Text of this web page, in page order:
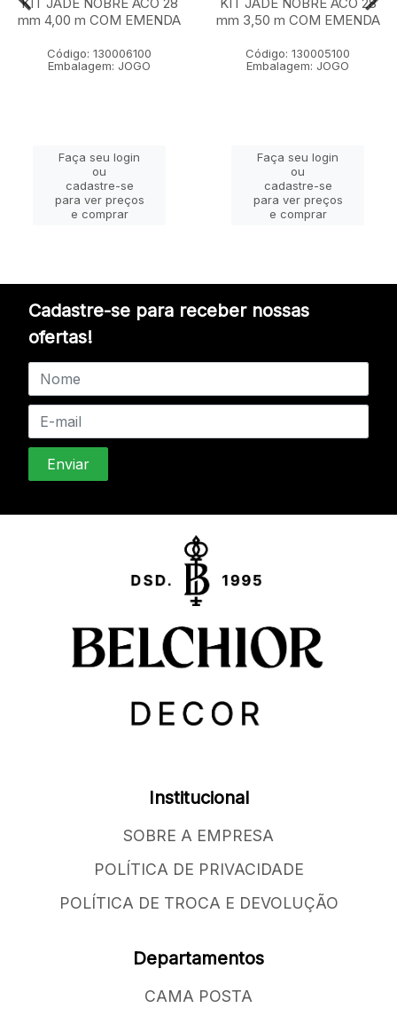
mm 4,00 m COM EMENDA
Código: 130006100
Embalagem: JOGO
Faça seu login
ou
cadastre-se
para ver preços
e comprar
mm 3,50 m COM EMENDA
Código: 130005100
Embalagem: JOGO
Faça seu login
ou
cadastre-se
para ver preços
e comprar
Cadastre-se para receber nossas
ofertas!
Institucional
SOBRE A EMPRESA
POLÍTICA DE PRIVACIDADE
POLÍTICA DE TROCA E DEVOLUÇÃO
Departamentos
CAMA POSTA